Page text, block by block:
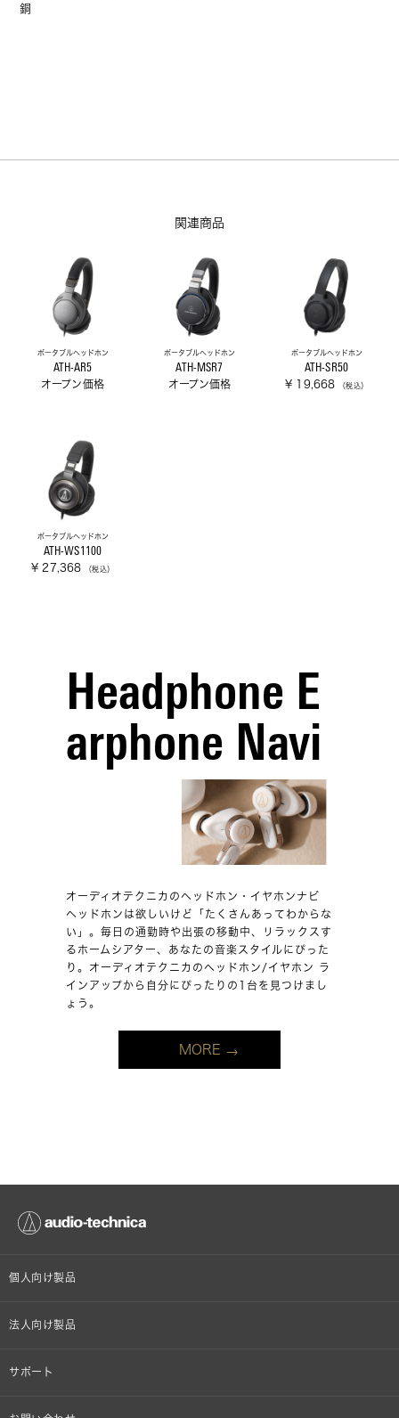
銅
関連商品
ポータブルヘッドホン
ATH-AR5
オープン価格
ポータブルヘッドホン
ATH-MSR7
オープン価格
ポータブルヘッドホン
ATH-SR50
¥ 19,668 （税込）
ポータブルヘッドホン
ATH-WS1100
¥ 27,368 （税込）
Headphone E
arphone Navi
オーディオテクニカのヘッドホン・イヤホンナビ
ヘッドホンは欲しいけど「たくさんあってわからな
い」。毎日の通勤時や出張の移動中、リラックスす
るホームシアター、あなたの音楽スタイルにぴった
り。オーディオテクニカのヘッドホン/イヤホン ラ
インアップから自分にぴったりの1台を見つけまし
ょう。
MORE
個人向け製品
オンラインストア限定
法人向け製品
設備音響機器
サポート
個人向け製品サポート